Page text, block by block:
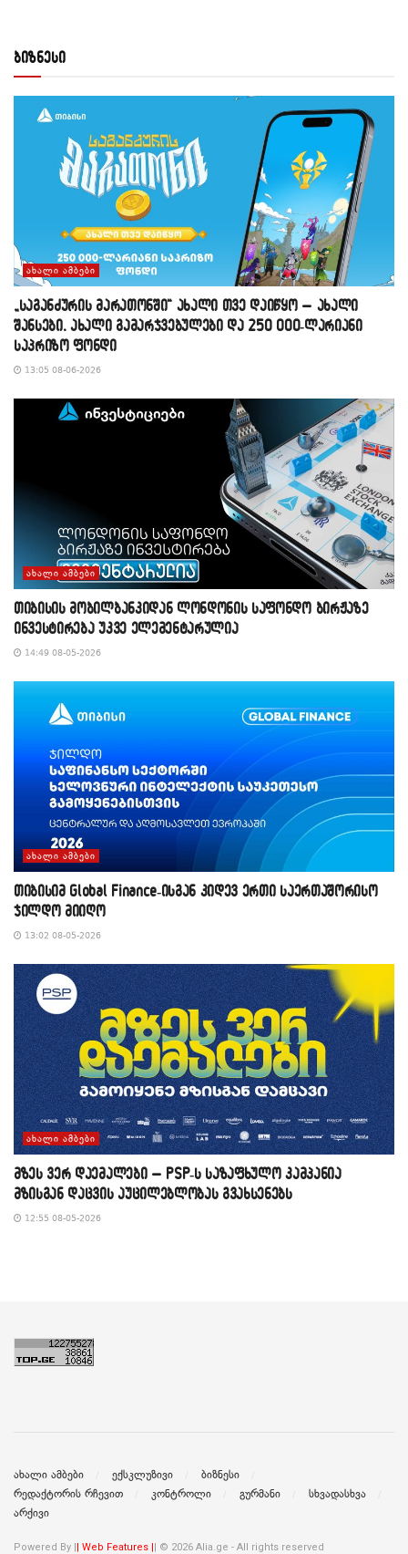
ბიზნესი
ᲐᲮᲐᲚᲘ ᲐᲛᲑᲔᲑᲘ
„საგანძურის მარათონში“ ახალი თვე დაიწყო – ახალი
შანსები, ახალი გამარჯვებულები და 250 000-ლარიანი
საპრიზო ფონდი
13:05 08-06-2026
ᲐᲮᲐᲚᲘ ᲐᲛᲑᲔᲑᲘ
თიბისის მობილბანკიდან ლონდონის საფონდო ბირჟაზე
ინვესტირება უკვე ელემენტარულია
14:49 08-05-2026
ᲐᲮᲐᲚᲘ ᲐᲛᲑᲔᲑᲘ
თიბისიმ Global Finance-ისგან კიდევ ერთი საერთაშორისო
ჯილდო მიიღო
13:02 08-05-2026
ᲐᲮᲐᲚᲘ ᲐᲛᲑᲔᲑᲘ
მზეს ვერ დაემალები – PSP-ს საზაფხულო კამპანია
მზისგან დაცვის აუცილებლობას გვახსენებს
12:55 08-05-2026
ახალი ამბები ექსკლუზივი
ბიზნესი
რედაქტორის რჩევით
კონტროლი გურმანი
სხვადასხვა
არქივი
Powered By || Web Features || © 2026 Alia.ge - All rights reserved